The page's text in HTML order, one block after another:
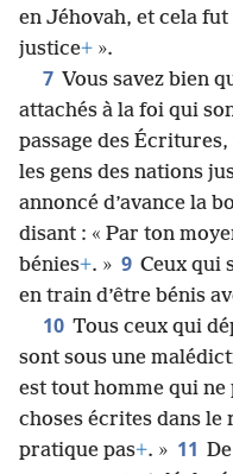
en Jéhovah, et cela
justice+ ».
7 Vous savez bien
attachés à la foi qui
passage des
les gens des nations
annoncé d’avance la
disant : « Par ton
bénies+. » 9 Ceux qui
en train d’être bénis
10 Tous ceux qui
sont sous une
est tout homme qui ne
choses écrites dans le
pratique pas+. » 11